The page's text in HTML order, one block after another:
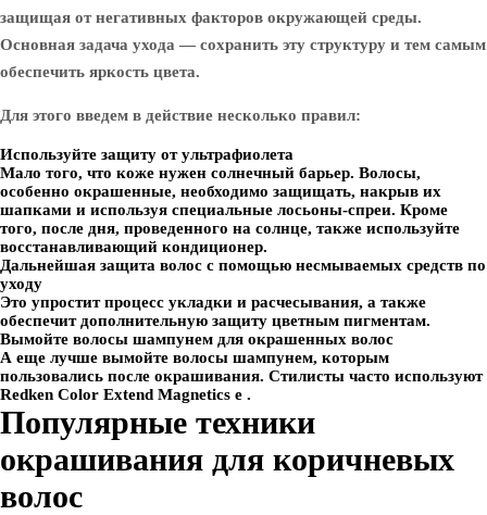
защищая от негативных факторов окружающей среды.
Основная задача ухода — сохранить эту структуру и тем самым
обеспечить яркость цвета.
Для этого введем в действие несколько правил:
Используйте защиту от ультрафиолета
Мало того, что коже нужен солнечный барьер. Волосы,
особенно окрашенные, необходимо защищать, накрыв их
шапками и используя специальные лосьоны-спреи. Кроме
того, после дня, проведенного на солнце, также используйте
восстанавливающий кондиционер.
Дальнейшая защита волос с помощью несмываемых средств по
уходу
Это упростит процесс укладки и расчесывания, а также
обеспечит дополнительную защиту цветным пигментам.
Вымойте волосы шампунем для окрашенных волос
А еще лучше вымойте волосы шампунем, которым
пользовались после окрашивания. Стилисты часто используют
Redken Color Extend Magnetics e .
Популярные техники
окрашивания для коричневых
волос